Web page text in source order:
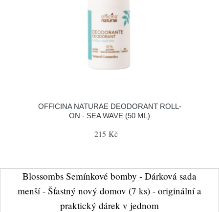
OFFICINA NATURAE DEODORANT ROLL-
ON - SEA WAVE (50 ML)
215 Kč
Blossombs Semínkové bomby - Dárková sada
menší - Šťastný nový domov (7 ks) - originální a
praktický dárek v jednom